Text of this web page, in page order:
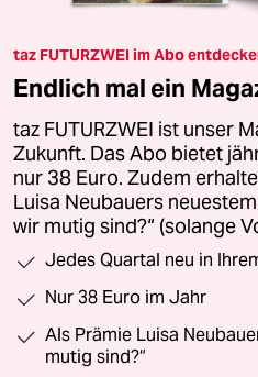
taz FUTURZWEI im Abo
Endlich mal ein
taz FUTURZWEI ist unser
Zukunft. Das Abo bietet
nur 38 Euro. Zudem
Luisa Neubauers
wir mutig sind?“ (solange
Jedes Quartal neu in
Nur 38 Euro im Jahr
Als Prämie Luisa
mutig sind?“